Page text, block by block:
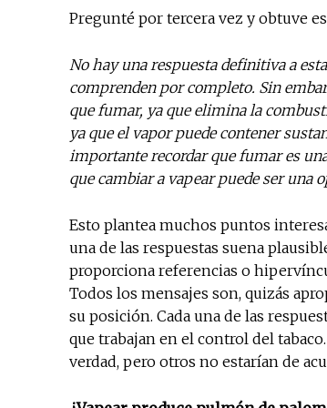
Pregunté por tercera vez y obtuve
No hay una respuesta definitiva a
comprenden por completo. Sin
que fumar, ya que elimina la
ya que el vapor puede contener
importante recordar que fumar es
que cambiar a vapear puede ser una
Esto plantea muchos puntos
una de las respuestas suena
proporciona referencias o
Todos los mensajes son, quizás
su posición. Cada una de las
que trabajan en el control del
verdad, pero otros no estarían de